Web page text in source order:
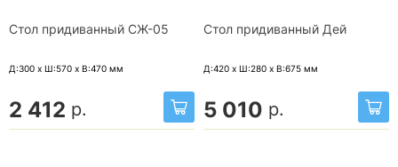
Стол придиванный СЖ-05
Д:300 x Ш:570 x В:470 мм
2 412 р.
Стол придиванный Дей
Д:420 x Ш:280 x В:675 мм
5 010 р.